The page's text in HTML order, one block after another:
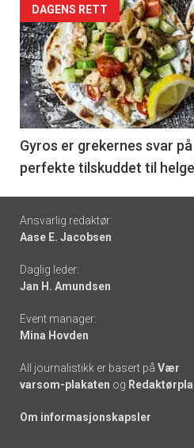
Forsiden
akkurat
nå
-
6
DAGENS RETT
Gyros er grekernes svar
perfekte tilskuddet til
Footer
-
links
Ansvarlig redaktør:
Aase E. Jacobsen
Daglig leder:
Jan H. Amundsen
Event manager:
Mina Hovden
All journalistikk er basert på Vær
varsom-plakaten og
Om informasjonskapsler